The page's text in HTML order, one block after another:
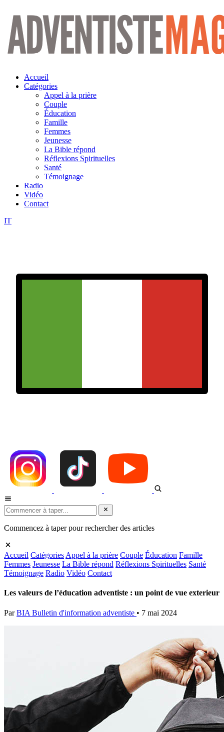
Aller
contenu
Accueil
Catégories
Appel à la prière
Couple
Éducation
Famille
Femmes
Jeunesse
La Bible répond
Réflexions Spirituelles
Santé
Témoignage
Radio
Vidéo
Contact
IT
Commencez à taper pour rechercher des articles
Accueil Catégories Appel à la prière Couple Éducation Famille
Femmes Jeunesse La Bible répond Réflexions Spirituelles Santé
Témoignage Radio Vidéo Contact
Les valeurs de l’éducation adventiste : un point de vue exterieur
Par BIA Bulletin d'information adventiste • 7 mai 2024